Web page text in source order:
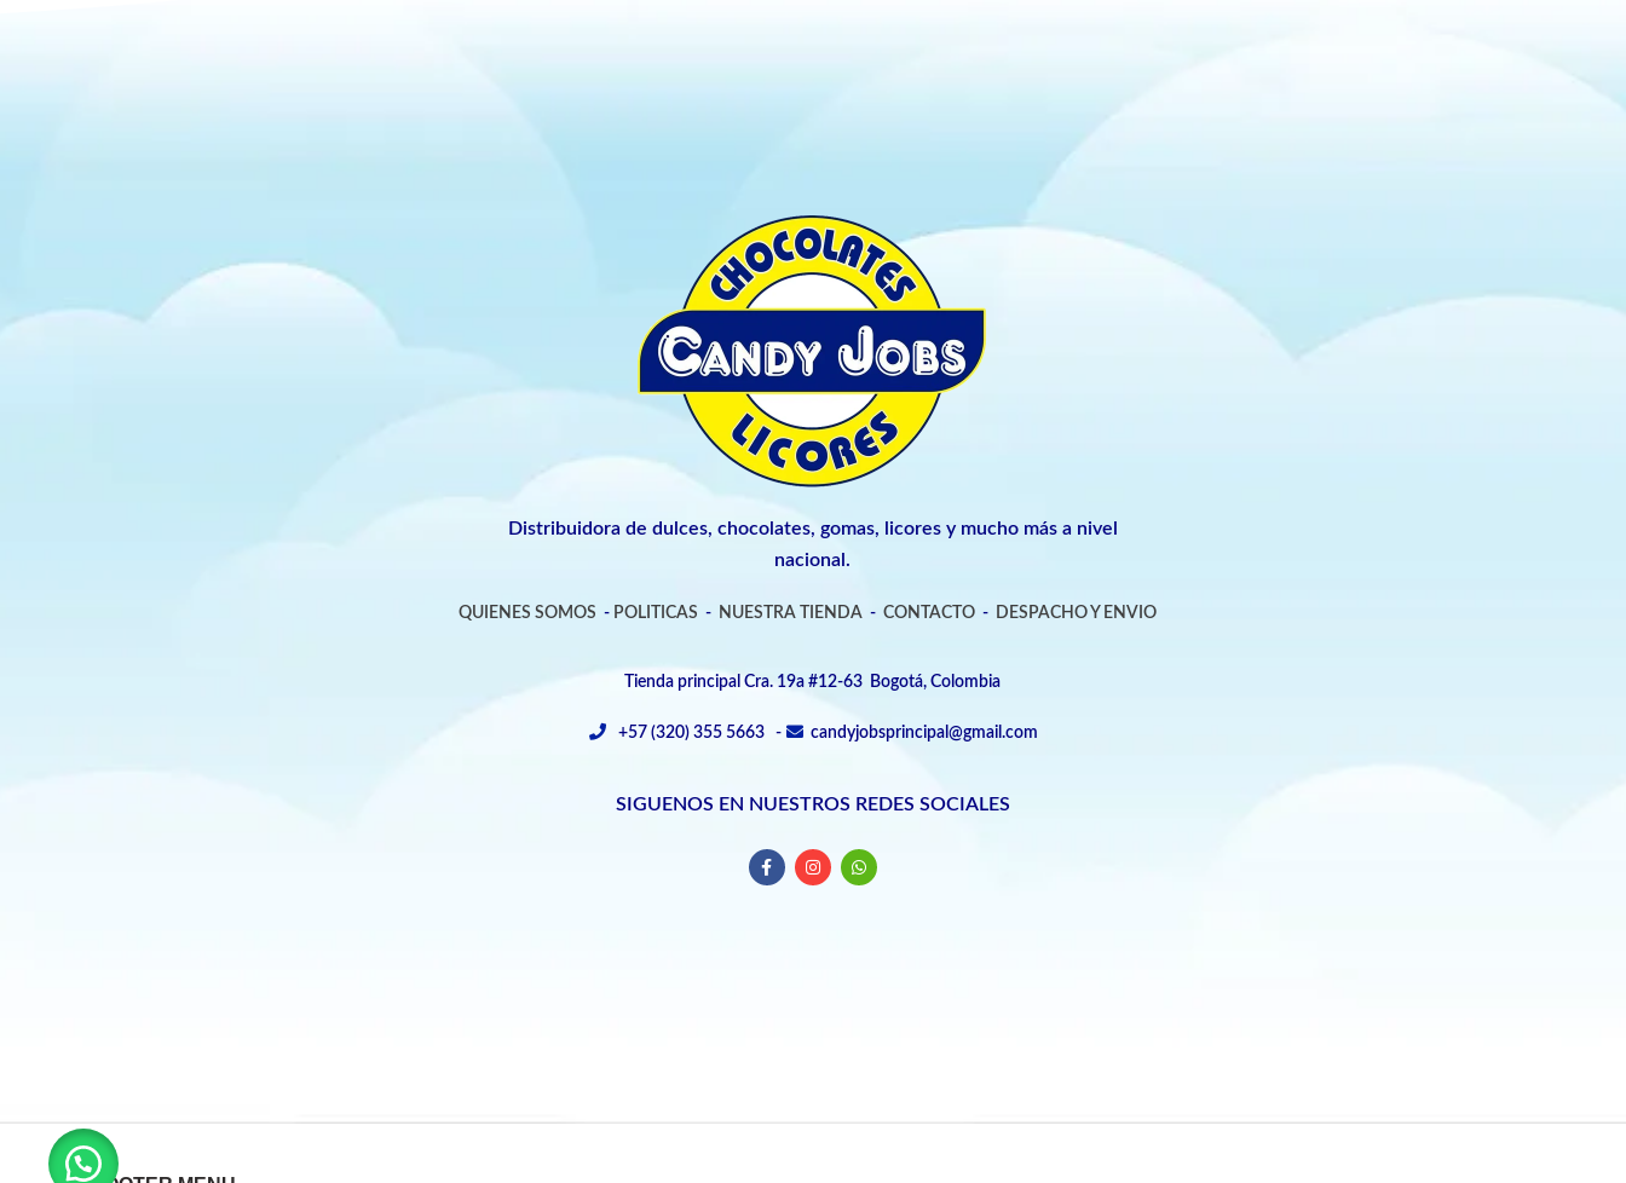
Distribuidora de dulces, chocolates, gomas, licores y mucho más a nivel
nacional.
QUIENES SOMOS - POLITICAS - NUESTRA TIENDA- CONTACTO- DESPACHO Y ENVIO
Tienda principal Cra. 19a #12-63 Bogotá, Colombia
+57 (320) 355 5663 - candyjobsprincipal@gmail.com
SIGUENOS EN NUESTROS REDES SOCIALES